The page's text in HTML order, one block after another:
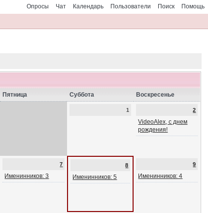
Помощь
Поиск
Пользователи
Календарь
Чат
Опросы
Пятница Суббота Воскресенье
1 2
VideoAlex, с днем
рождения!
7
Именинников: 3
8
Именинников: 5
9
Именинников: 4